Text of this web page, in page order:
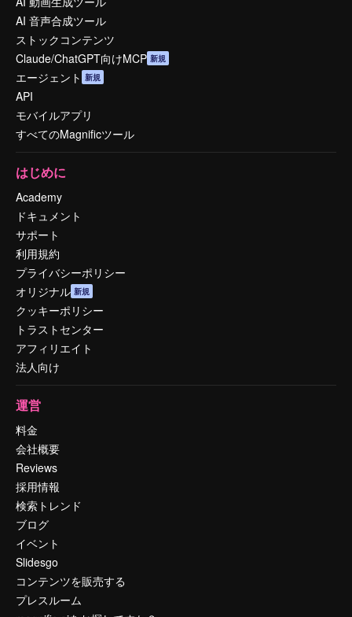
AI 音声合成ツール
ストックコンテンツ
Claude/ChatGPT向けMCP 新規
エージェント 新規
API
モバイルアプリ
すべてのMagnificツール
はじめに
Academy
ドキュメント
サポート
利用規約
プライバシーポリシー
オリジナル 新規
クッキーポリシー
トラストセンター
アフィリエイト
法人向け
運営
料金
会社概要
Reviews
採用情報
検索トレンド
ブログ
イベント
Slidesgo
コンテンツを販売する
プレスルーム